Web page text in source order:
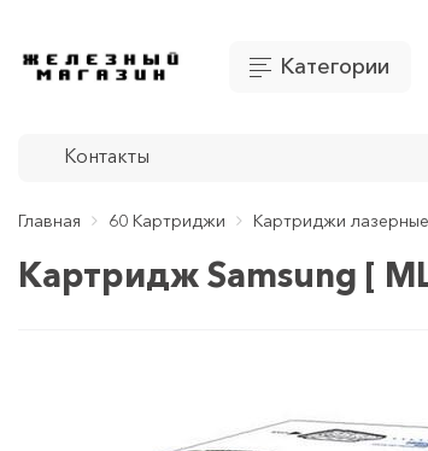
Категории
Контакты
Главная 60 Картриджи Картриджи
Картридж Samsung [